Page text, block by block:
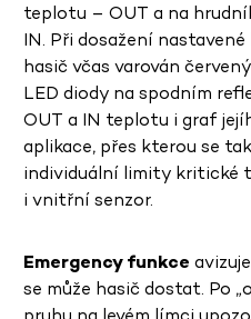
teplotu – OUT a na
IN. Při dosažení
hasič včas varován
LED diody na spodním
OUT a IN teplotu i graf
aplikace, přes kterou se
individuální limity kritické
i vnitřní senzor.
Emergency funkce
se může hasič dostat. Po